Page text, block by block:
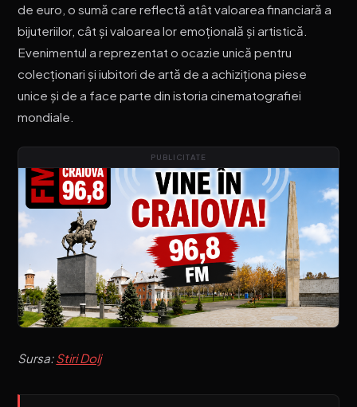
de euro, o sumă care reflectă atât valoarea financiară a
bijuteriilor, cât și valoarea lor emoțională și artistică.
Evenimentul a reprezentat o ocazie unică pentru
colecționari și iubitori de artă de a achiziționa piese
unice și de a face parte din istoria cinematografiei
mondiale.
PUBLICITATE
Sursa:Stiri Dolj